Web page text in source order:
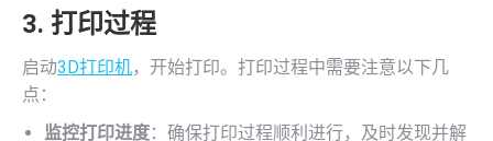
3. 打印过程
启动3D打印机，开始打印。打印过程中需要注意以下几
点：
监控打印进度：确保打印过程顺利进行，及时发现并解